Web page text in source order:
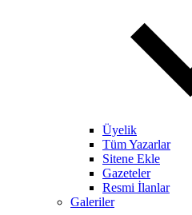
Üyelik
Tüm Yazarlar
Sitene Ekle
Gazeteler
Resmi İlanlar
Galeriler